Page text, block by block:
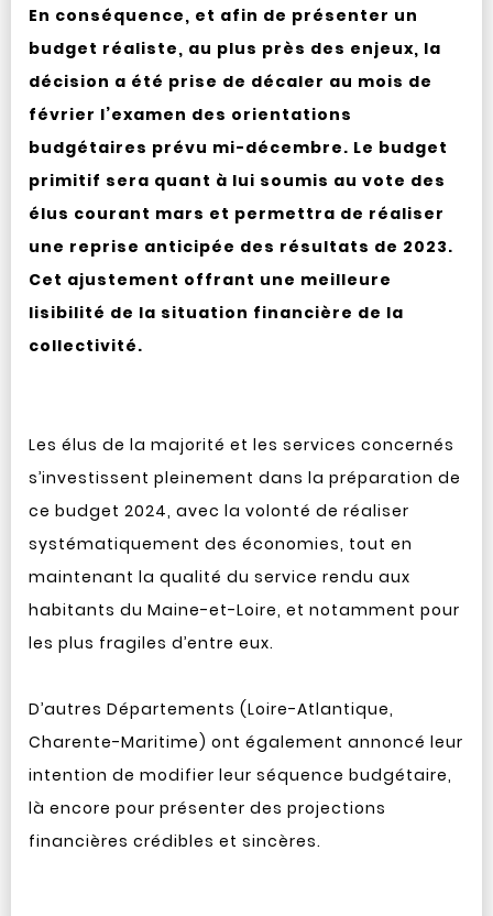
En conséquence, et afin de présenter un
budget réaliste, au plus près des enjeux, la
décision a été prise de décaler au mois de
février l’examen des orientations
budgétaires prévu mi-décembre. Le budget
primitif sera quant à lui soumis au vote des
élus courant mars et permettra de réaliser
une reprise anticipée des résultats de 2023.
Cet ajustement offrant une meilleure
lisibilité de la situation financière de la
collectivité.
Les élus de la majorité et les services concernés
s’investissent pleinement dans la préparation de
ce budget 2024, avec la volonté de réaliser
systématiquement des économies, tout en
maintenant la qualité du service rendu aux
habitants du Maine-et-Loire, et notamment pour
les plus fragiles d’entre eux.
D’autres Départements (Loire-Atlantique,
Charente-Maritime) ont également annoncé leur
intention de modifier leur séquence budgétaire,
là encore pour présenter des projections
financières crédibles et sincères.